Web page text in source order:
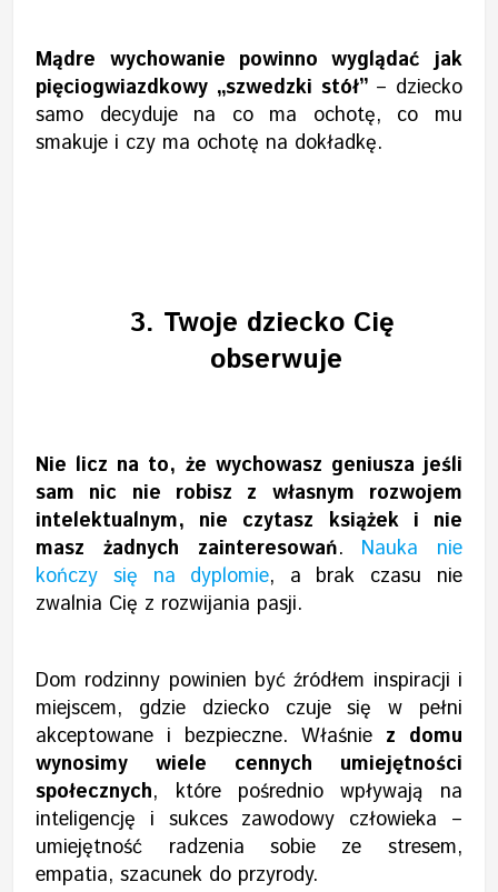
Mądre wychowanie powinno wyglądać jak
pięciogwiazdkowy „szwedzki stół”– dziecko
samo decyduje na co ma ochotę, co mu
smakuje i czy ma ochotę na dokładkę.
3. Twoje dziecko Cię
obserwuje
Nie licz na to, że wychowasz geniusza jeśli
sam nic nie robisz z własnym rozwojem
intelektualnym, nie czytasz książek i nie
masz żadnych zainteresowań. Nauka nie
kończy się na dyplomie, a brak czasu nie
zwalnia Cię z rozwijania pasji.
Dom rodzinny powinien być źródłem inspiracji i
miejscem, gdzie dziecko czuje się w pełni
akceptowane i bezpieczne. Właśnie z domu
wynosimy wiele cennych umiejętności
społecznych, które pośrednio wpływają na
inteligencję i sukces zawodowy człowieka –
umiejętność radzenia sobie ze stresem,
empatia, szacunek do przyrody.